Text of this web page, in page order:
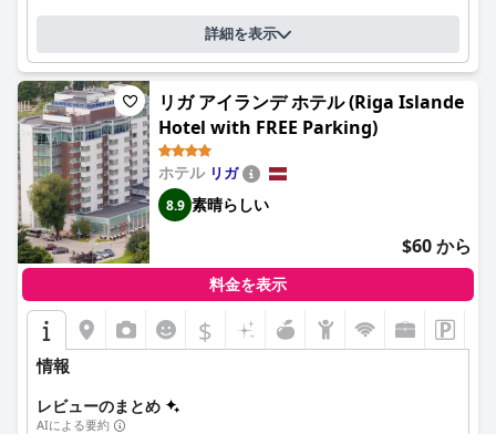
詳細を表示
リガ アイランデ ホテル (Riga Islande
Hotel with FREE Parking)
ホテル リガ
8.9 素晴らしい
$60 から
料金を表示
$
情報
レビューのまとめ
AIによる要約